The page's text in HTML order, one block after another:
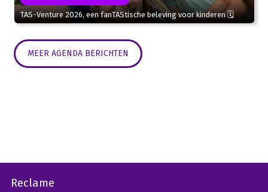
TAS-Venture 2026, een fanTAStische beleving voor kinderen 🗓
MEER AGENDA BERICHTEN
Reclame